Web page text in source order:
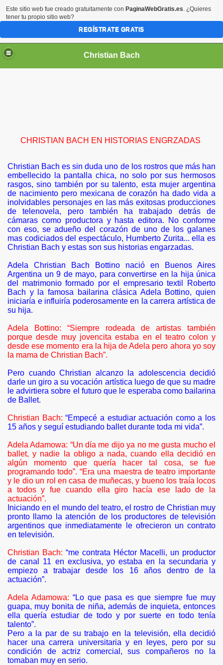
Christian Bach
CHRISTIAN BACH EN HISTORIAS ENGRZADAS
Christian Bach es sin duda uno de los rostros que más han
embellecido la pantalla chica, no solo por sus hermosos
rasgos, sino también por su talento, esta mujer argentina
de nacimiento pero mexicana de corazón ha dado vida a
inolvidables personajes en las más exitosas producciones
de telenovela, pero también ha trabajado detrás de
cámaras como productora y hasta editora. No conforme
con eso, se adueño del corazón de uno de los galanes
mas codiciados del espectáculo, Humberto Zurita... ella es
Christian Bach y estas son sus historias engarzadas.
Adela Christian Bach Bottino nació en Buenos Aires
Argentina un 9 de mayo, para convertirse en la hija única
del matrimonio formado por el empresario textil Roberto
Bach y la famosa bailarina clásica Adela Bottino, quien
iniciaría e influiría poderosamente en la carrera artística de
su hija.
Adela Bottino: “Siempre rodeada de artistas también
porque desde muy jovencita estaba en el teatro colon y
desde ese momento era la hija de Adela pero ahora yo soy
la mama de Christian Bach”.
Pero cuando Christian alcanzo la adolescencia decidió
darle un giro a su vocación artística luego de que su madre
le advirtiera sobre el futuro que le esperaba como bailarina
de Ballet.
Christian Bach: “Empecé a estudiar actuación como a los
15 años y seguí estudiando ballet durante toda mi vida”.
Adela Adamowa: “Un día me dijo ya no me gusta mucho el
ballet, y nadie la obligo a nada, cuando ella decidió en
algún momento que quería hacer tal cosa, se fue
programando todo”. “Era una maestra de teatro importante
y le dio un rol en casa de muñecas, y bueno los traía locos
a todos y fue cuando ella giro hacía ese lado de la
actuación”.
Iniciando en el mundo del teatro, el rostro de Christian muy
pronto llamo la atención de los productores de televisión
argentinos que inmediatamente le ofrecieron un contrato
en televisión.
Christian Bach: “me contrata Héctor Macelli, un productor
de canal 11 en exclusiva, yo estaba en la secundaria y
empiezo a trabajar desde los 16 años dentro de la
actuación”.
Adela Adamowa: “Lo que pasa es que siempre fue muy
guapa, muy bonita de niña, además de inquieta, entonces
ella quería estudiar de todo y por suerte en todo tenía
talento”.
Pero a la par de su trabajo en la televisión, ella decidió
hacer una carrera universitaria y en leyes, pero por su
condición de actriz comercial, sus compañeros no la
tomaban muy en serio.
Vida
su prioridad
trayectoria
triunfo es ser madre
al cine
en la tv argentina
del Amor
Este sitio web fue creado gratuitamente con PaginaWebGratis.es. ¿Quieres
tener tu propio sitio web?
REGÍSTRATE GRATIS